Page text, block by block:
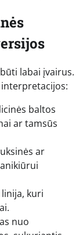
labai įvairus.
baltos
ar tamsūs
ar
kuri
nuo